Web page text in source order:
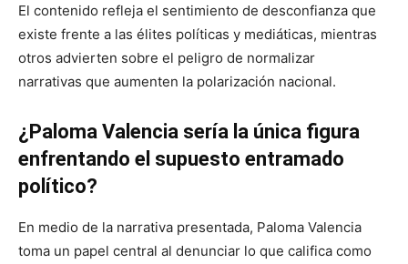
El contenido refleja el sentimiento de desconfianza que
existe frente a las élites políticas y mediáticas, mientras
otros advierten sobre el peligro de normalizar
narrativas que aumenten la polarización nacional.
¿Paloma Valencia sería la única figura
enfrentando el supuesto entramado
político?
En medio de la narrativa presentada, Paloma Valencia
toma un papel central al denunciar lo que califica como